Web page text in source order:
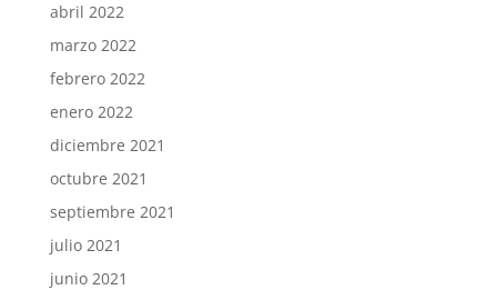
abril 2022
marzo 2022
febrero 2022
enero 2022
diciembre 2021
octubre 2021
septiembre 2021
julio 2021
junio 2021